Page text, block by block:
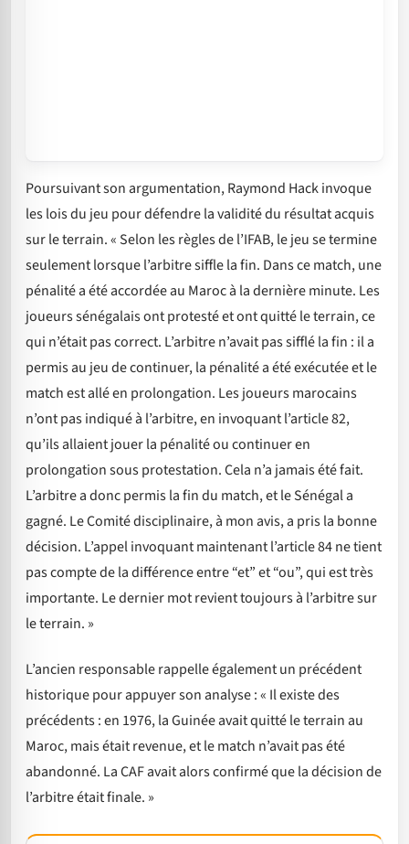
Poursuivant son argumentation, Raymond Hack invoque
les lois du jeu pour défendre la validité du résultat acquis
sur le terrain. « Selon les règles de l’IFAB, le jeu se termine
seulement lorsque l’arbitre siffle la fin. Dans ce match, une
pénalité a été accordée au Maroc à la dernière minute. Les
joueurs sénégalais ont protesté et ont quitté le terrain, ce
qui n’était pas correct. L’arbitre n’avait pas sifflé la fin : il a
permis au jeu de continuer, la pénalité a été exécutée et le
match est allé en prolongation. Les joueurs marocains
n’ont pas indiqué à l’arbitre, en invoquant l’article 82,
qu’ils allaient jouer la pénalité ou continuer en
prolongation sous protestation. Cela n’a jamais été fait.
L’arbitre a donc permis la fin du match, et le Sénégal a
gagné. Le Comité disciplinaire, à mon avis, a pris la bonne
décision. L’appel invoquant maintenant l’article 84 ne tient
pas compte de la différence entre “et” et “ou”, qui est très
importante. Le dernier mot revient toujours à l’arbitre sur
le terrain. »
L’ancien responsable rappelle également un précédent
historique pour appuyer son analyse : « Il existe des
précédents : en 1976, la Guinée avait quitté le terrain au
Maroc, mais était revenue, et le match n’avait pas été
abandonné. La CAF avait alors confirmé que la décision de
l’arbitre était finale. »